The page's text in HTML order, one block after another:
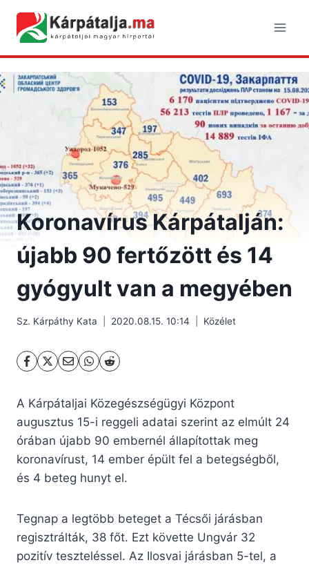
content
Koronavírus Kárpátalján:
újabb 90 fertőzött és 14
gyógyult van a megyében
Sz. Kárpáthy Kata 2020.08.15. 10:14 Közélet
A Kárpátaljai Közegészségügyi Központ
augusztus 15-i reggeli adatai szerint az elmúlt 24
órában újabb 90 embernél állapítottak meg
koronavírust, 14 ember épült fel a betegségből,
és 4 beteg hunyt el.
Tegnap a legtöbb beteget a Técsői járásban
regisztrálták, 38 főt. Ezt követte Ungvár 32
pozitív teszteléssel. Az Ilosvai járásban 5-tel, a